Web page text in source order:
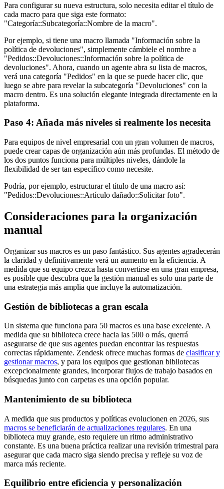
Para configurar su nueva estructura, solo necesita editar el título de
cada macro para que siga este formato:
"Categoría::Subcategoría::Nombre de la macro".
Por ejemplo, si tiene una macro llamada "Información sobre la
política de devoluciones", simplemente cámbiele el nombre a
"Pedidos::Devoluciones::Información sobre la política de
devoluciones". Ahora, cuando un agente abra su lista de macros,
verá una categoría "Pedidos" en la que se puede hacer clic, que
luego se abre para revelar la subcategoría "Devoluciones" con la
macro dentro. Es una solución elegante integrada directamente en la
plataforma.
Paso 4: Añada más niveles si realmente los necesita
Para equipos de nivel empresarial con un gran volumen de macros,
puede crear capas de organización aún más profundas. El método de
los dos puntos funciona para múltiples niveles, dándole la
flexibilidad de ser tan específico como necesite.
Podría, por ejemplo, estructurar el título de una macro así:
"Pedidos::Devoluciones::Artículo dañado::Solicitar foto".
Consideraciones para la organización
manual
Organizar sus macros es un paso fantástico. Sus agentes agradecerán
la claridad y definitivamente verá un aumento en la eficiencia. A
medida que su equipo crezca hasta convertirse en una gran empresa,
es posible que descubra que la gestión manual es solo una parte de
una estrategia más amplia que incluye la automatización.
Gestión de bibliotecas a gran escala
Un sistema que funciona para 50 macros es una base excelente. A
medida que su biblioteca crece hacia las 500 o más, querrá
asegurarse de que sus agentes puedan encontrar las respuestas
correctas rápidamente. Zendesk ofrece muchas formas de clasificar y
gestionar macros, y para los equipos que gestionan bibliotecas
excepcionalmente grandes, incorporar flujos de trabajo basados en
búsquedas junto con carpetas es una opción popular.
Mantenimiento de su biblioteca
A medida que sus productos y políticas evolucionen en 2026, sus
macros se beneficiarán de actualizaciones regulares. En una
biblioteca muy grande, esto requiere un ritmo administrativo
constante. Es una buena práctica realizar una revisión trimestral para
asegurar que cada macro siga siendo precisa y refleje su voz de
marca más reciente.
Equilibrio entre eficiencia y personalización